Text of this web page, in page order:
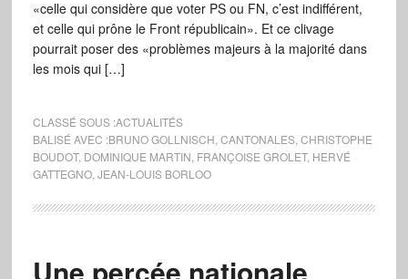
«celle qui considère que voter PS ou FN, c’est indifférent,
et celle qui prône le Front républicain». Et ce clivage
pourrait poser des «problèmes majeurs à la majorité dans
les mois qui […]
CLASSÉ SOUS :ACTUALITÉS
BALISÉ AVEC :BRUNO GOLLNISCH CANTONALES, CHRISTOPHE
BOUDOT, DOMINIQUE MARTIN FRANÇOISE GROLET, HERVÉ
GATTEGNO, JEAN-LOUIS BORLOO